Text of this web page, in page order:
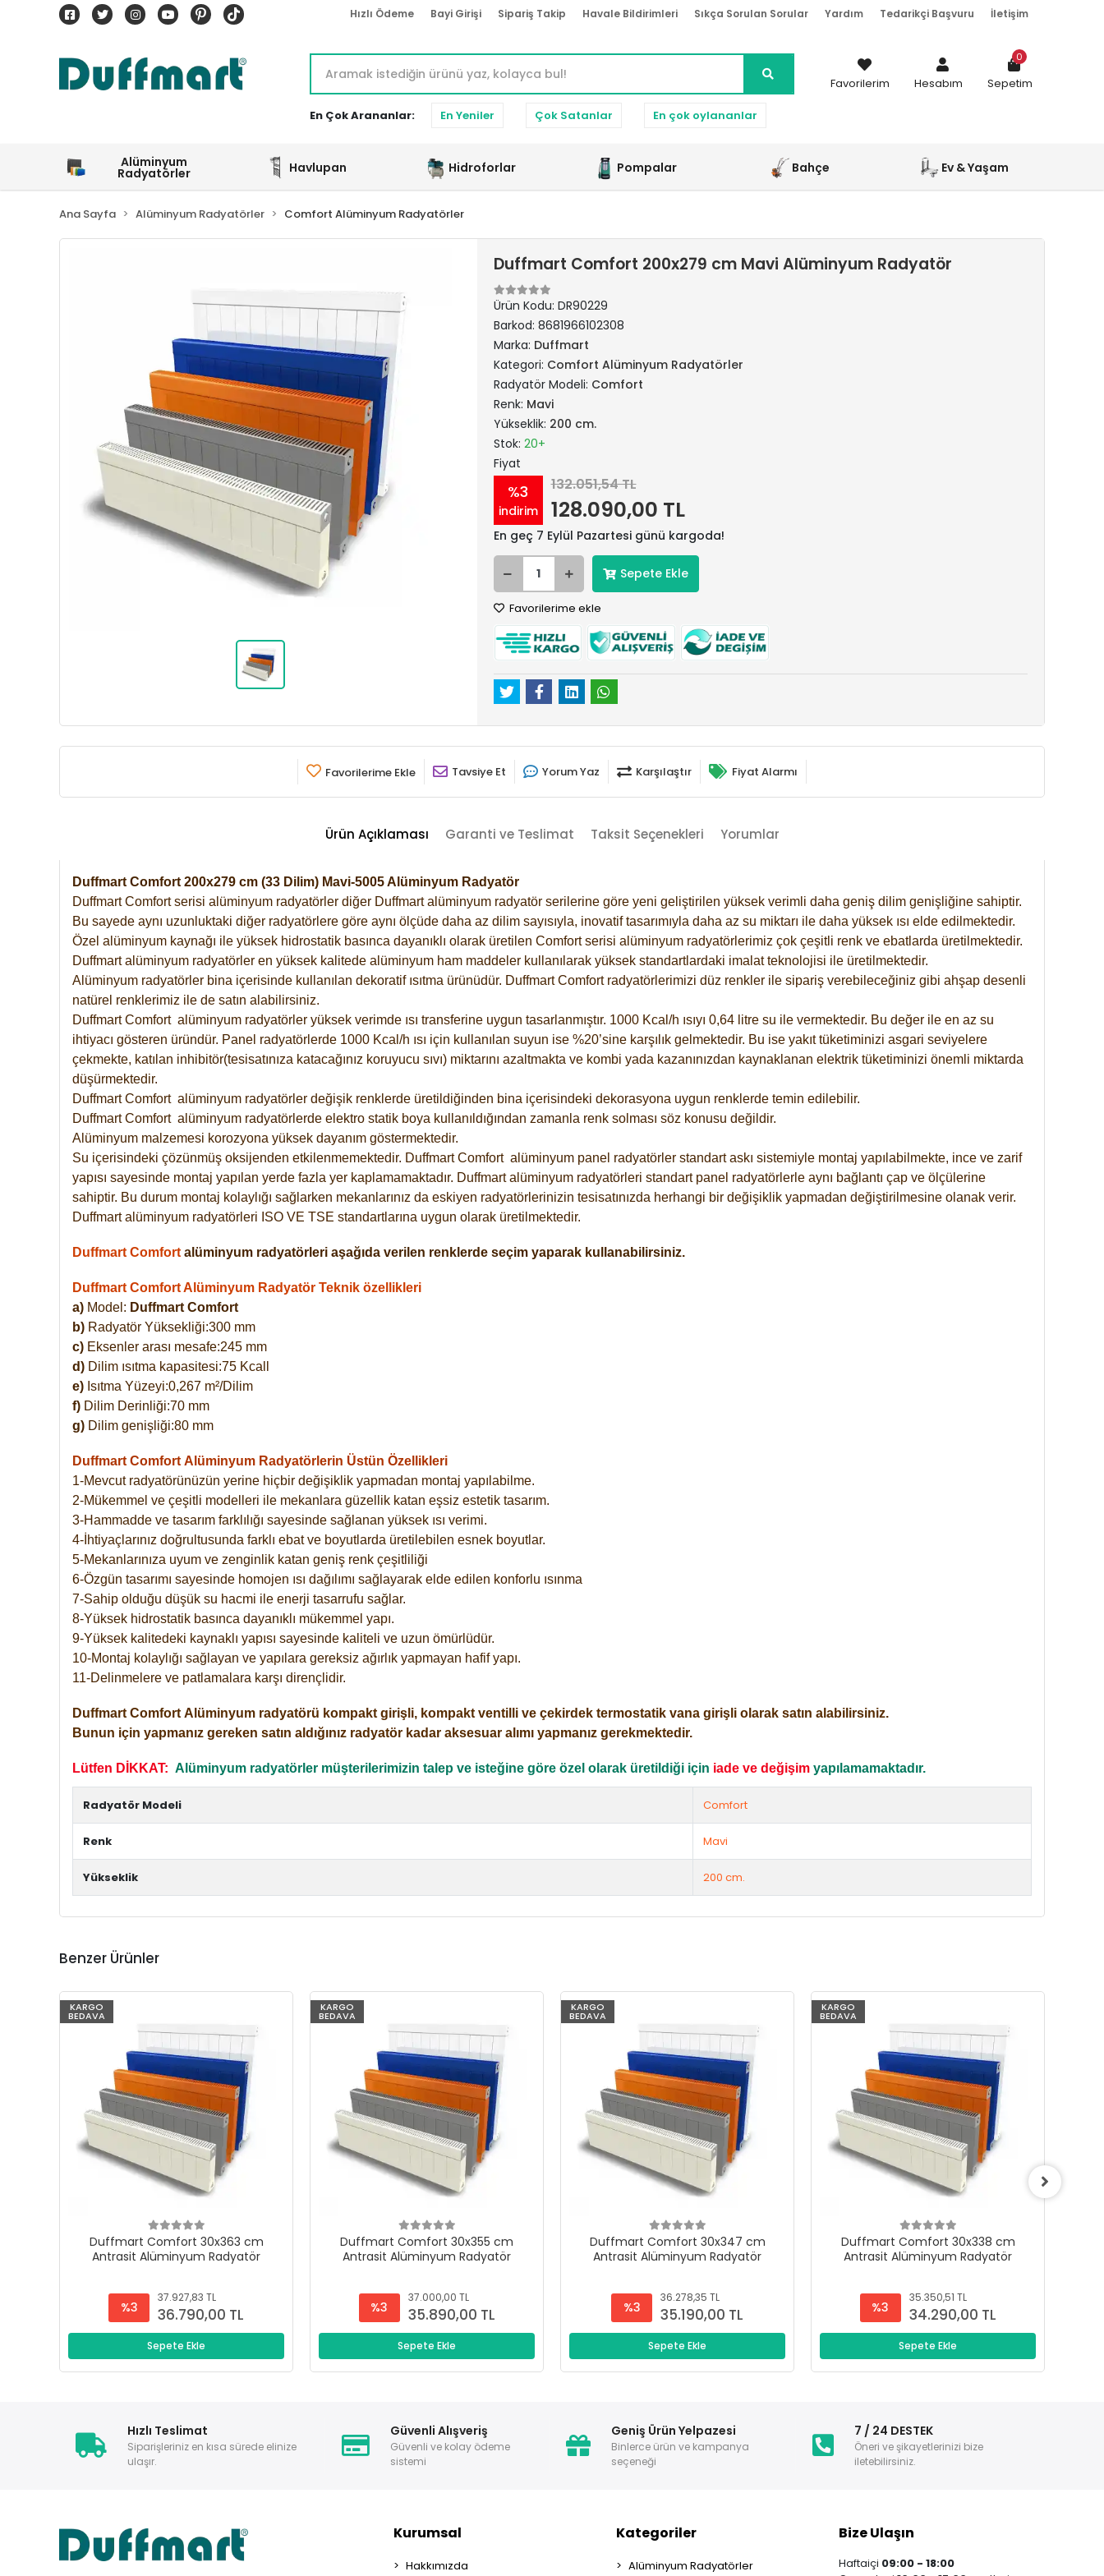
Hızlı Ödeme Bayi Girişi Sipariş Takip Havale Bildirimleri Sıkça Sorulan Sorular Yardım Tedarikçi Başvuru İletişim
En Çok Arananlar: En Yeniler Çok Satanlar En çok oylananlar
Favorilerim Hesabım Sepetim
0
Alüminyum
Radyatörler Havlupan Hidroforlar Pompalar Bahçe Ev & Yaşam
Ana Sayfa Alüminyum Radyatörler Comfort Alüminyum Radyatörler
Duffmart Comfort 200x279 cm Mavi Alüminyum Radyatör
Ürün Kodu: DR90229
Barkod: 8681966102308
Marka: Duffmart
Kategori: Comfort Alüminyum Radyatörler
Radyatör Modeli: Comfort
Renk: Mavi
Yükseklik: 200 cm.
Stok: 20+
Fiyat
%3
indirim
132.051,54 TL
128.090,00 TL
En geç 7 Eylül Pazartesi günü kargoda!
Sepete Ekle
Favorilerime ekle
Favorilerime Ekle Tavsiye Et Yorum Yaz Karşılaştır Fiyat Alarmı
Ürün Açıklaması Garanti ve Teslimat Taksit Seçenekleri Yorumlar
Duffmart Comfort 200x279 cm (33 Dilim) Mavi-5005 Alüminyum Radyatör
Duffmart Comfort serisi alüminyum radyatörler diğer Duffmart alüminyum radyatör serilerine göre yeni geliştirilen yüksek verimli daha geniş dilim genişliğine sahiptir.
Bu sayede aynı uzunluktaki diğer radyatörlere göre aynı ölçüde daha az dilim sayısıyla, inovatif tasarımıyla daha az su miktarı ile daha yüksek ısı elde edilmektedir.
Özel alüminyum kaynağı ile yüksek hidrostatik basınca dayanıklı olarak üretilen Comfort serisi alüminyum radyatörlerimiz çok çeşitli renk ve ebatlarda üretilmektedir.
Duffmart alüminyum radyatörler en yüksek kalitede alüminyum ham maddeler kullanılarak yüksek standartlardaki imalat teknolojisi ile üretilmektedir.
Alüminyum radyatörler bina içerisinde kullanılan dekoratif ısıtma ürünüdür. Duffmart Comfort radyatörlerimizi düz renkler ile sipariş verebileceğiniz gibi ahşap desenli
natürel renklerimiz ile de satın alabilirsiniz.
Duffmart Comfort alüminyum radyatörler yüksek verimde ısı transferine uygun tasarlanmıştır. 1000 Kcal/h ısıyı 0,64 litre su ile vermektedir. Bu değer ile en az su
ihtiyacı gösteren üründür. Panel radyatörlerde 1000 Kcal/h ısı için kullanılan suyun ise %20’sine karşılık gelmektedir. Bu ise yakıt tüketiminizi asgari seviyelere
çekmekte, katılan inhibitör(tesisatınıza katacağınız koruyucu sıvı) miktarını azaltmakta ve kombi yada kazanınızdan kaynaklanan elektrik tüketiminizi önemli miktarda
düşürmektedir.
Duffmart Comfort alüminyum radyatörler değişik renklerde üretildiğinden bina içerisindeki dekorasyona uygun renklerde temin edilebilir.
DuffmartComfort alüminyum radyatörlerde elektro statik boya kullanıldığından zamanla renk solması söz konusu değildir.
Alüminyum malzemesi korozyona yüksek dayanım göstermektedir.
Su içerisindeki çözünmüş oksijenden etkilenmemektedir. DuffmartComfort alüminyum panel radyatörler standart askı sistemiyle montaj yapılabilmekte, ince ve zarif
yapısı sayesinde montaj yapılan yerde fazla yer kaplamamaktadır. Duffmart alüminyum radyatörleri standart panel radyatörlerle aynı bağlantı çap ve ölçülerine
sahiptir. Bu durum montaj kolaylığı sağlarken mekanlarınız da eskiyen radyatörlerinizin tesisatınızda herhangi bir değişiklik yapmadan değiştirilmesine olanak verir.
Duffmart alüminyum radyatörleri ISO VE TSE standartlarına uygun olarak üretilmektedir.
Duffmart Comfort alüminyum radyatörleri aşağıda verilen renklerde seçim yaparak kullanabilirsiniz.
Duffmart Comfort Alüminyum Radyatör Teknik özellikleri
a) Model: Duffmart Comfort
b) Radyatör Yüksekliği:300 mm
c) Eksenler arası mesafe:245 mm
d) Dilim ısıtma kapasitesi:75 Kcall
e) Isıtma Yüzeyi:0,267 m²/Dilim
f) Dilim Derinliği:70 mm
g) Dilim genişliği:80 mm
Duffmart Comfort Alüminyum Radyatörlerin Üstün Özellikleri
1-Mevcut radyatörünüzün yerine hiçbir değişiklik yapmadan montaj yapılabilme.
2-Mükemmel ve çeşitli modelleri ile mekanlara güzellik katan eşsiz estetik tasarım.
3-Hammadde ve tasarım farklılığı sayesinde sağlanan yüksek ısı verimi.
4-İhtiyaçlarınız doğrultusunda farklı ebat ve boyutlarda üretilebilen esnek boyutlar.
5-Mekanlarınıza uyum ve zenginlik katan geniş renk çeşitliliği
6-Özgün tasarımı sayesinde homojen ısı dağılımı sağlayarak elde edilen konforlu ısınma
7-Sahip olduğu düşük su hacmi ile enerji tasarrufu sağlar.
8-Yüksek hidrostatik basınca dayanıklı mükemmel yapı.
9-Yüksek kalitedeki kaynaklı yapısı sayesinde kaliteli ve uzun ömürlüdür.
10-Montaj kolaylığı sağlayan ve yapılara gereksiz ağırlık yapmayan hafif yapı.
11-Delinmelere ve patlamalara karşı dirençlidir.
Duffmart Comfort Alüminyum radyatörü kompakt girişli, kompakt ventilli ve çekirdek termostatik vana girişli olarak satın alabilirsiniz.
Bunun için yapmanız gereken satın aldığınız radyatör kadar aksesuar alımı yapmanız gerekmektedir.
Lütfen DİKKAT: Alüminyum radyatörler müşterilerimizin talep ve isteğine göre özel olarak üretildiği için iade ve değişim yapılamamaktadır.
Radyatör Modeli Comfort
Renk Mavi
Yükseklik 200 cm.
Benzer Ürünler
KARGO
BEDAVA
Duffmart Comfort 30x363 cm
Antrasit Alüminyum Radyatör
%3
37.927,83 TL
36.790,00 TL
Sepete Ekle
KARGO
BEDAVA
Duffmart Comfort 30x355 cm
Antrasit Alüminyum Radyatör
%3
37.000,00 TL
35.890,00 TL
Sepete Ekle
KARGO
BEDAVA
Duffmart Comfort 30x347 cm
Antrasit Alüminyum Radyatör
%3
36.278,35 TL
35.190,00 TL
Sepete Ekle
KARGO
BEDAVA
Duffmart Comfort 30x338 cm
Antrasit Alüminyum Radyatör
%3
35.350,51 TL
34.290,00 TL
Sepete Ekle
Hızlı Teslimat
Siparişleriniz en kısa sürede elinize
ulaşır.
Güvenli Alışveriş
Güvenli ve kolay ödeme
sistemi
Geniş Ürün Yelpazesi
Binlerce ürün ve kampanya
seçeneği
7 / 24 DESTEK
Öneri ve şikayetlerinizi bize
iletebilirsiniz.
Kurumsal
Hakkımızda
Kategoriler
Alüminyum Radyatörler
Bize Ulaşın
Haftaiçi 09:00 - 18:00